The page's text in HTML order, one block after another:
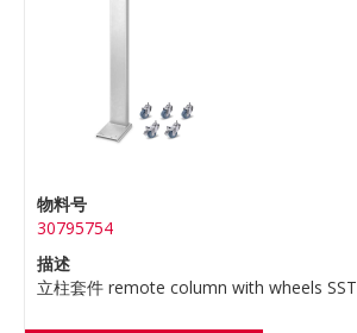
物料号
30795754
描述
立柱套件 remote column with wheels SST